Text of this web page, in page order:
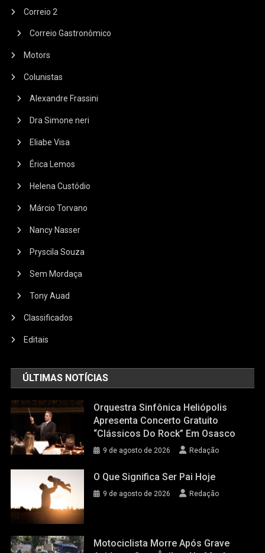
Correio 2
Correio Gastronômico
Motors
Colunistas
Alexandre Frassini
Dra Simone neri
Eliabe Visa
Érica Lemos
Helena Custódio
Márcio Torvano
Nancy Nasser
Pryscila Souza
Sem Mordaça
Tony Auad
Classificados
Editais
ÚLTIMAS NOTÍCIAS
Orquestra Sinfônica Heliópolis
Apresenta Concerto Gratuito
“Clássicos Do Rock” Em Osasco
9 de agosto de 2026 Redação
O Que Significa Ser Pai Hoje
9 de agosto de 2026 Redação
Motociclista Morre Após Grave